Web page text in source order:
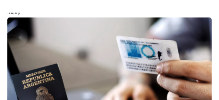
Sticky